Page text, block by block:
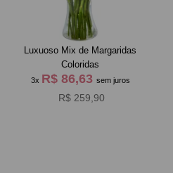
Luxuoso Mix de Margaridas
Coloridas
3x R$ 86,63 sem juros
R$ 259,90